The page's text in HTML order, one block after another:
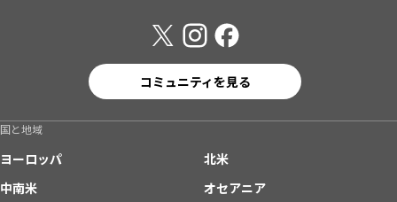
コミュニティを見る
国と地域
ヨーロッパ
北米
中南米
オセアニア